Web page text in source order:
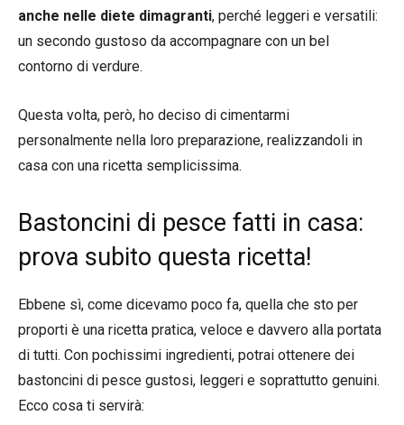
anche nelle diete dimagranti, perché leggeri e versatili:
un secondo gustoso da accompagnare con un bel
contorno di verdure.
Questa volta, però, ho deciso di cimentarmi
personalmente nella loro preparazione, realizzandoli in
casa con una ricetta semplicissima.
Bastoncini di pesce fatti in casa:
prova subito questa ricetta!
Ebbene sì, come dicevamo poco fa, quella che sto per
proporti è una ricetta pratica, veloce e davvero alla portata
di tutti. Con pochissimi ingredienti, potrai ottenere dei
bastoncini di pesce gustosi, leggeri e soprattutto genuini.
Ecco cosa ti servirà: